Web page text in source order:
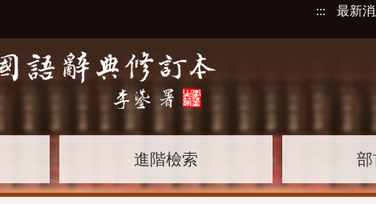
::: 最新
進階檢索 部